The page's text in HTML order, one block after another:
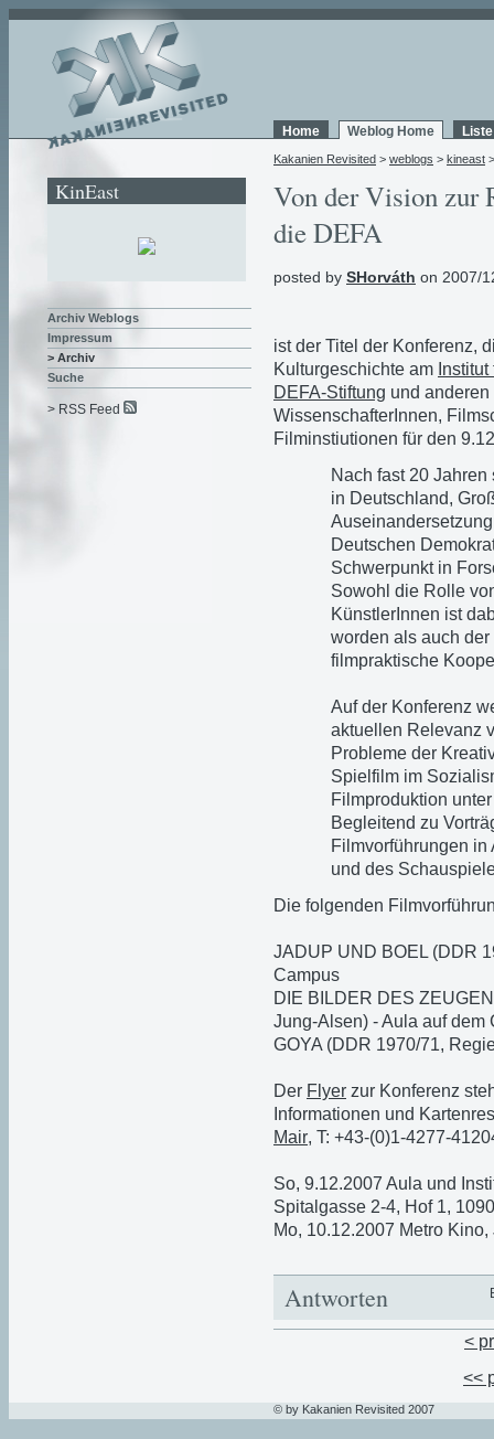
Home Weblog Home
Kakanien Revisited > weblogs > kineast
Von der Vision zur
die DEFA
posted by SHorváth on 2007/
ist der Titel der Konferenz,
Kulturgeschichte am
DEFA-Stiftung und
WissenschafterInnen,
Filminstiutionen für den
Nach fast 20
in Deutschland,
Deutschen
Schwerpunkt in
Sowohl die Rolle
KünstlerInnen ist
worden als auch
filmpraktische
Auf der Konferenz
aktuellen Relevanz
Probleme der
Spielfilm im
Filmproduktion
Begleitend zu
Filmvorführungen
und des
Die folgenden
JADUP UND BOEL (DDR
Campus
DIE BILDER DES
Jung-Alsen) - Aula auf dem
GOYA (DDR 1970/71,
Der Flyer zur Konferenz
Informationen und
Mair, T: +43-(0)1-4277-
So, 9.12.2007 Aula und
Spitalgasse 2-4, Hof 1,
Mo, 10.12.2007 Metro
Antworten
<
<<
KinEast
Archiv Weblogs
Impressum
> Archiv
Suche
> RSS Feed
© by Kakanien Revisited 2007